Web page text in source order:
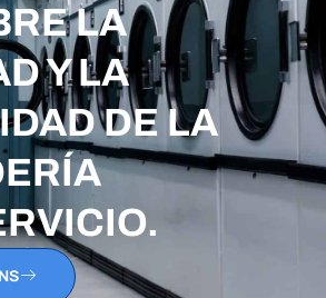
LA
Y LA
DE LA